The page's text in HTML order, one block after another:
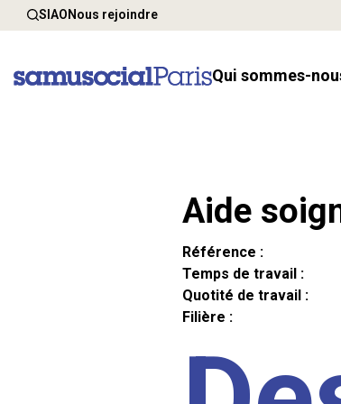
SIAONous rejoindre
Qui sommes-
Aide
Référence :
Temps de travail :
Quotité de travail :
Filière :